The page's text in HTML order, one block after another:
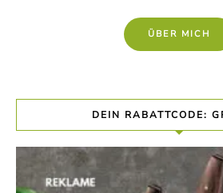
ÜBER MICH
DEIN RABATTCODE: